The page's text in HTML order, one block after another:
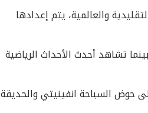
والعالمية، يتم إعدادها
تشاهد أحدث الأحداث الرياضية
حوض السباحة انفينيتي والحديقة